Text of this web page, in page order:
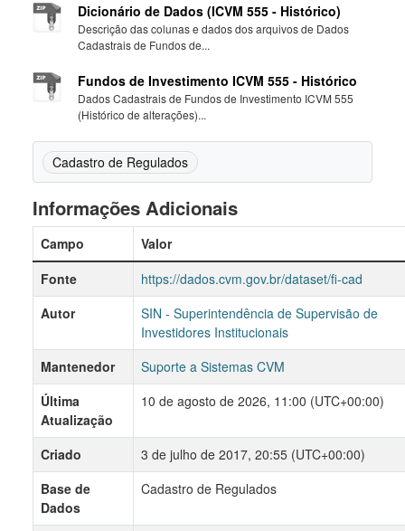
Dicionário de Dados (ICVM 555 - Histórico)
Descrição das colunas e dados dos arquivos de Dados
Cadastrais de Fundos de...
Fundos de Investimento ICVM 555 - Histórico
Dados Cadastrais de Fundos de Investimento ICVM 555
(Histórico de alterações)...
Cadastro de Regulados
Informações Adicionais
Campo
Valor
Fonte
https://dados.cvm.gov.br/dataset/fi-cad
Autor
SIN - Superintendência de Supervisão de
Investidores Institucionais
Mantenedor
Suporte a Sistemas CVM
Última
Atualização
10 de agosto de 2026, 11:00 (UTC+00:00)
Criado
3 de julho de 2017, 20:55 (UTC+00:00)
Base de
Dados
Cadastro de Regulados